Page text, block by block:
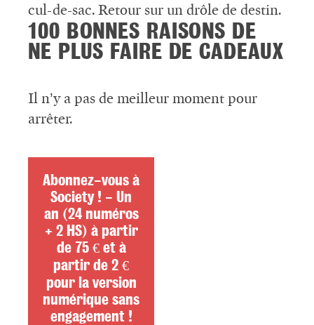
cul-de-sac. Retour sur un drôle de destin.
100 BONNES RAISONS DE
NE PLUS FAIRE DE CADEAUX
Il n’y a pas de meilleur moment pour
arrêter.
Abonnez-vous à
Society ! - Un
an (24 numéros
+ 2 HS) à partir
de 75 € et à
partir de 2 €
pour la version
numérique sans
engagement !